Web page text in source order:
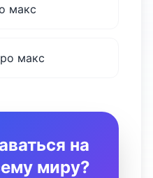
макс
макс
на
миру?